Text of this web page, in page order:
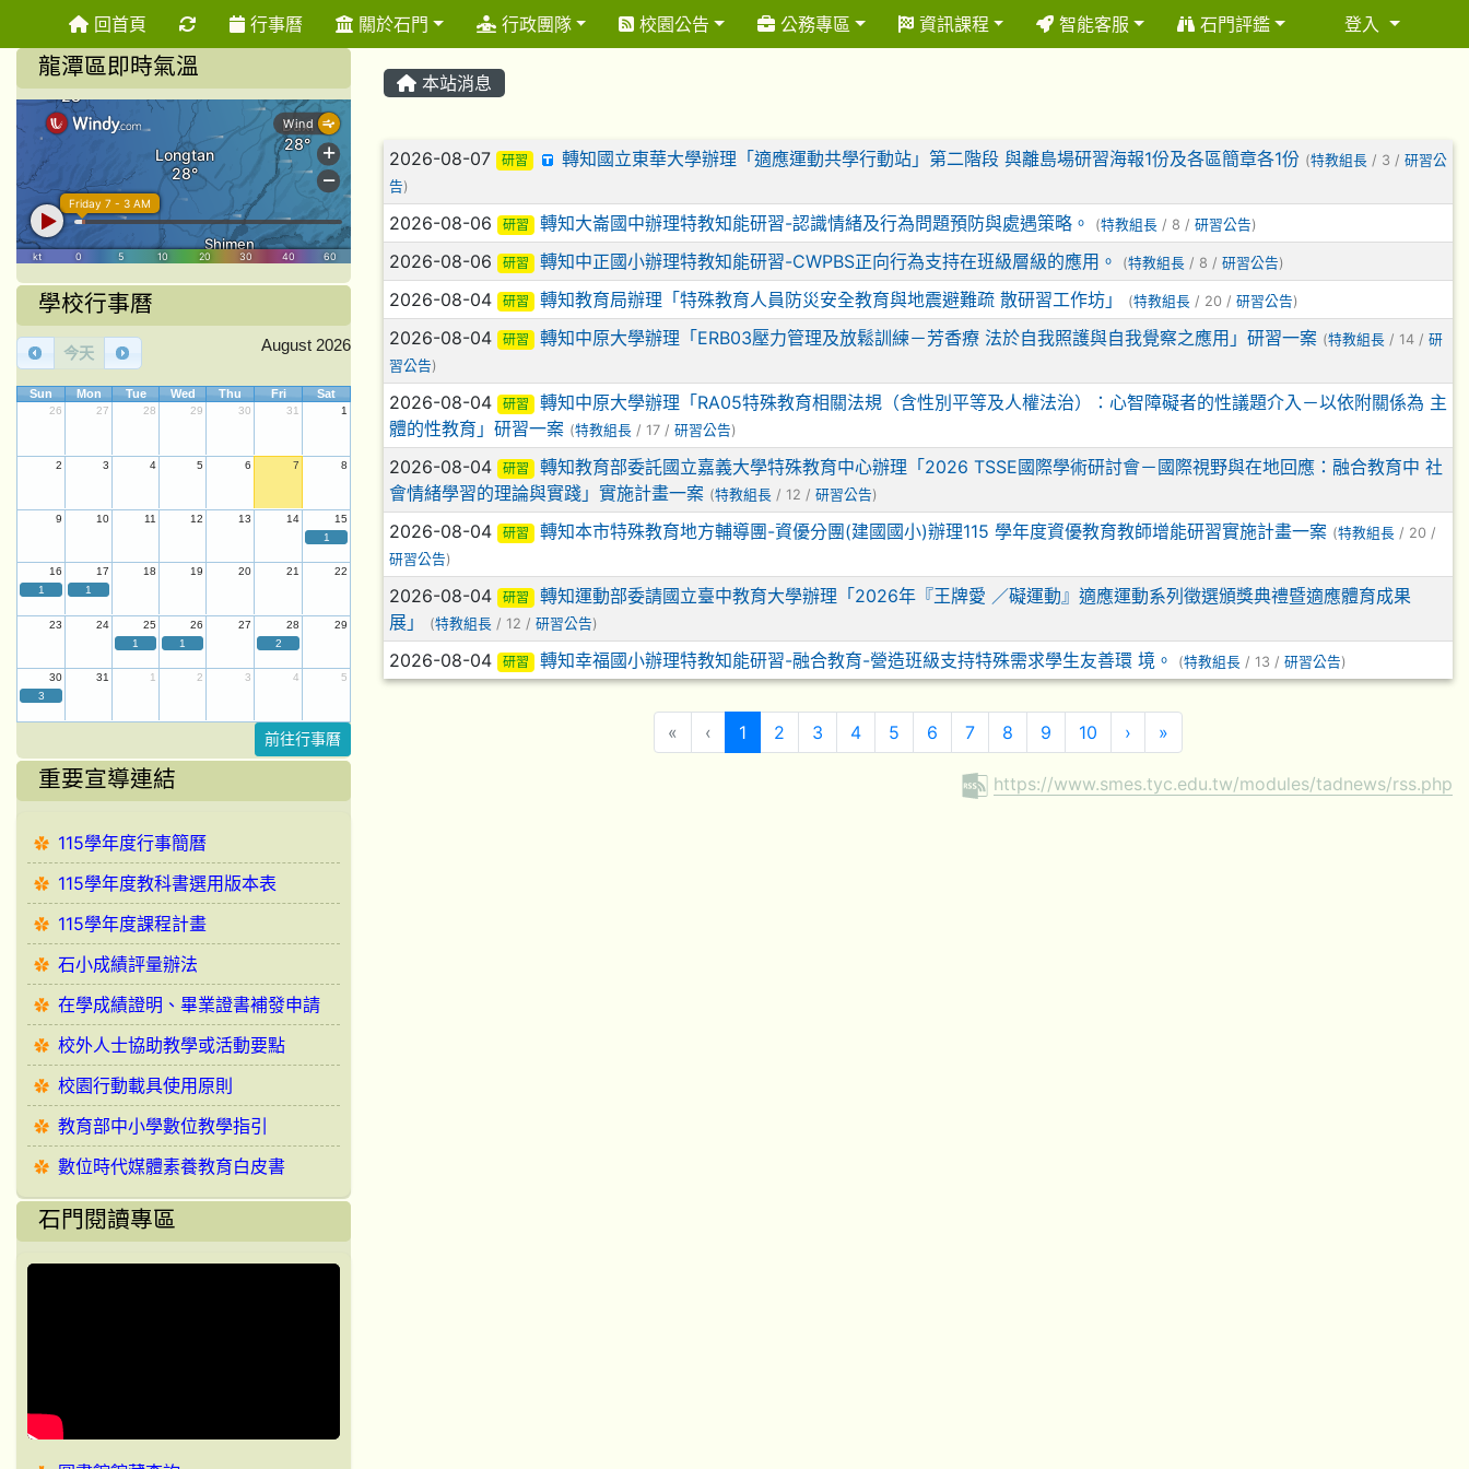
回首頁 重新取得佈景設定
行事曆 關於石門 行政團隊 校園公告 公務專區 資訊課程 智能客服 石門評鑑 登入
本站消息
文章列表
2026-08-07 研習 轉知國立東華大學辦理「適應運動共學行動站」第二階段 與離島場研習海報1份及各區簡章各1份 (特教組長/ 3 / 研習公
告)
2026-08-06 研習 轉知大崙國中辦理特教知能研習-認識情緒及行為問題預防與處遇策略。 (特教組長/ 8 / 研習公告)
2026-08-06 研習 轉知中正國小辦理特教知能研習-CWPBS正向行為支持在班級層級的應用。 (特教組長/ 8 / 研習公告)
2026-08-04 研習 轉知教育局辦理「特殊教育人員防災安全教育與地震避難疏 散研習工作坊」 (特教組長/ 20 / 研習公告)
2026-08-04 研習 轉知中原大學辦理「ERB03壓力管理及放鬆訓練－芳香療 法於自我照護與自我覺察之應用」研習一案 (特教組長/ 14 / 研
習公告)
2026-08-04 研習
轉知中原大學辦理「RA05特殊教育相關法規（含性別平等及人權法治）：心智障礙者的性議題介入－以依附關係為 主
體的性教育」研習一案 (特教組長 / 17 / 研習公告)
2026-08-04 研習
轉知教育部委託國立嘉義大學特殊教育中心辦理「2026 TSSE國際學術研討會－國際視野與在地回應：融合教育中 社
會情緒學習的理論與實踐」實施計畫一案 (特教組長 / 12 / 研習公告)
2026-08-04 研習 轉知本市特殊教育地方輔導團-資優分團(建國國小)辦理115 學年度資優教育教師增能研習實施計畫一案 (特教組長/ 20 /
研習公告)
2026-08-04 研習
轉知運動部委請國立臺中教育大學辦理「2026年『王牌愛 ／礙運動』適應運動系列徵選頒獎典禮暨適應體育成果
展」
(特教組長 / 12 / 研習公告)
2026-08-04 研習 轉知幸福國小辦理特教知能研習-融合教育-營造班級支持特殊需求學生友善環 境。 (特教組長/ 13 / 研習公告)
« ‹ 1 (目前頁次)
2 3 4 5 6 7 8 9 10 › 下一頁
»
https://www.smes.tyc.edu.tw/modules/tadnews/rss.php
龍潭區即時氣溫
學校行事曆
今天 August 2026
Sun Mon Tue Wed Thu Fri Sat
26 27 28 29 30 31 1
2 3 4 5 6 7 8
9 10 11 12 13 14
15
1
16 17 18 19 20 21
22
1
1
23 24 25 26 27 28
29
1
1 2
30 31 1 2 3 4
5
3
前往行事曆
重要宣導連結
115學年度行事簡曆
115學年度教科書選用版本表
115學年度課程計畫
石小成績評量辦法
在學成績證明、畢業證書補發申請
校外人士協助教學或活動要點
校園行動載具使用原則
教育部中小學數位教學指引
數位時代媒體素養教育白皮書
石門閱讀專區